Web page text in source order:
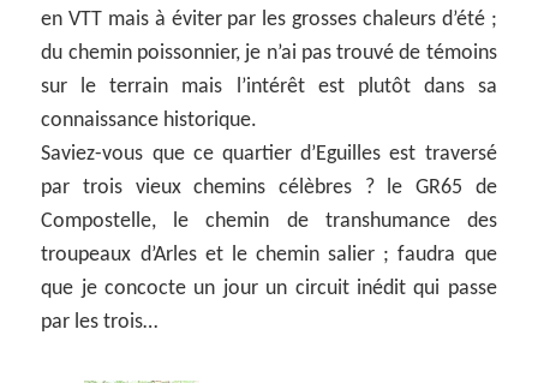
en VTT mais à éviter par les grosses chaleurs d’été ;
du chemin poissonnier, je n’ai pas trouvé de témoins
sur le terrain mais l’intérêt est plutôt dans sa
connaissance historique.
Saviez-vous que ce quartier d’Eguilles est traversé
par trois vieux chemins célèbres ? le GR65 de
Compostelle, le chemin de transhumance des
troupeaux d’Arles et le chemin salier ; faudra que
que je concocte un jour un circuit inédit qui passe
par les trois…